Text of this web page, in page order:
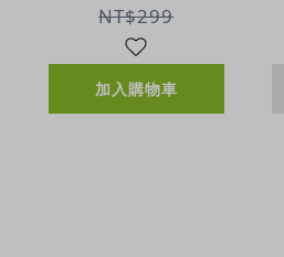
NT$299
加入購物車